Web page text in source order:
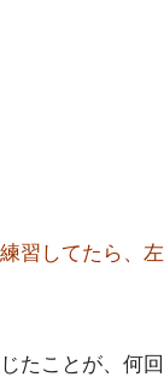
習してたら、
たことが、何